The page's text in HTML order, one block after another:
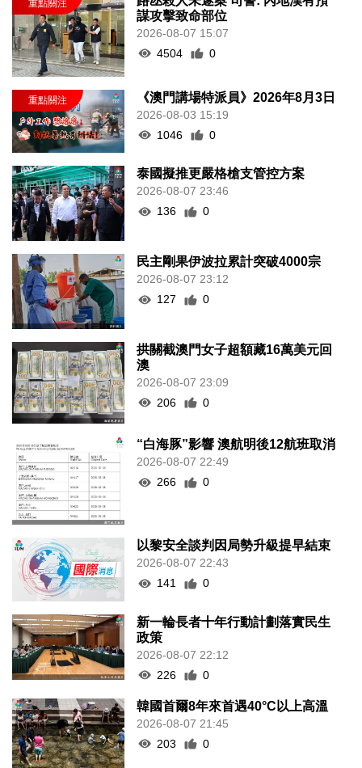
謀攻擊致命部位
2026-08-07 15:07
4504
0
《澳門講場特派員》2026年8月3日
2026-08-03 15:19
1046
0
泰國擬推更嚴格槍支管控方案
2026-08-07 23:46
136
0
民主剛果伊波拉累計突破4000宗
2026-08-07 23:12
127
0
拱關截澳門女子超額藏16萬美元回
澳
2026-08-07 23:09
206
0
“白海豚”影響 澳航明後12航班取消
2026-08-07 22:49
266
0
以黎安全談判因局勢升級提早結束
2026-08-07 22:43
141
0
新一輪長者十年行動計劃落實民生
政策
2026-08-07 22:12
226
0
韓國首爾8年來首遇40°C以上高溫
2026-08-07 21:45
203
0